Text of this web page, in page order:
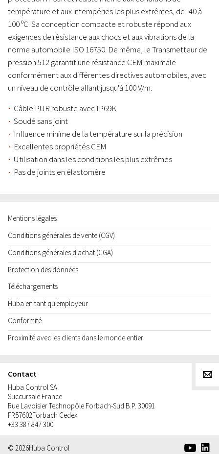
température et aux intempéries les plus extrêmes, de -40 à
100 ºC. Sa conception compacte et robuste répond aux
exigences de résistance aux chocs et aux vibrations de la
norme automobile ISO 16750. De même, le Transmetteur de
pression 512 garantit une résistance CEM maximale
conformément aux différentes directives automobiles, avec
un niveau de contrôle allant jusqu'à 100 V/m.
Câble PUR robuste avec IP69K
Soudé sans joint
Influence minime de la température sur la précision
Excellentes propriétés CEM
Utilisation dans les conditions les plus extrêmes
Pas de joints en élastomère
Mentions légales
Conditions générales de vente (CGV)
Conditions générales d'achat (CGA)
Protection des données
Téléchargements
Huba en tant qu'employeur
Conformité
Proximité avec les clients dans le monde entier
Contact
Huba Control SA
Succursale France
Rue Lavoisier Technopôle Forbach-Sud B.P. 30091
FR57602Forbach Cedex
+33 387 847 300
g
© 2026Huba Control e d